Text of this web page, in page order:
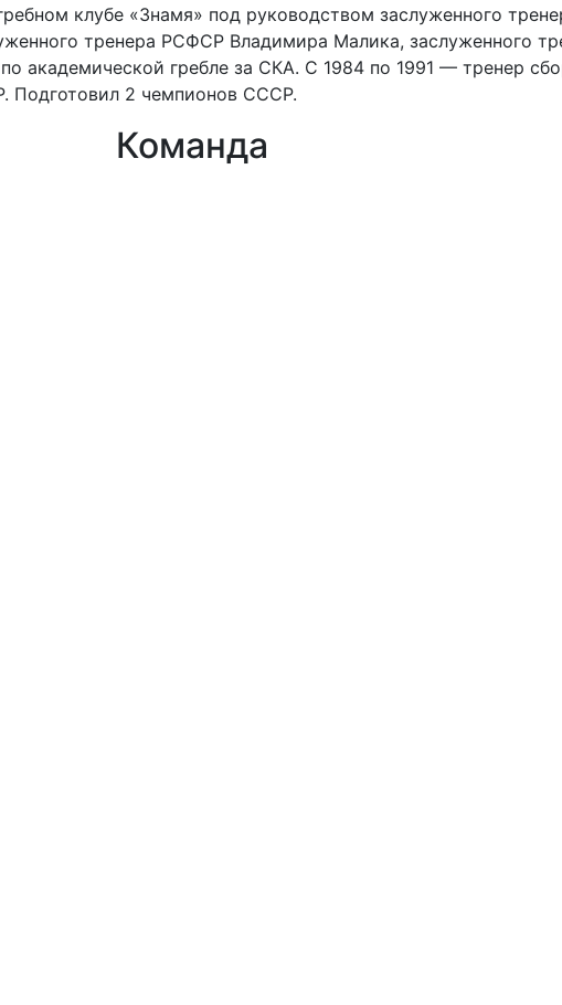
клубе «Знамя» под руководством заслуженного
тренера РСФСР Владимира Малика, заслуженного
академической гребле за СКА. С 1984 по 1991 — тренер
Подготовил 2 чемпионов СССР.
Команда